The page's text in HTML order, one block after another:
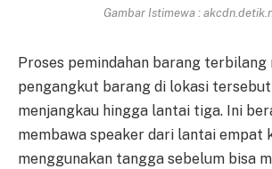
Gambar Istimewa :
Proses pemindahan barang
pengangkut barang di lokasi
menjangkau hingga lantai tiga. Ini
membawa speaker dari lantai empat
menggunakan tangga sebelum bisa